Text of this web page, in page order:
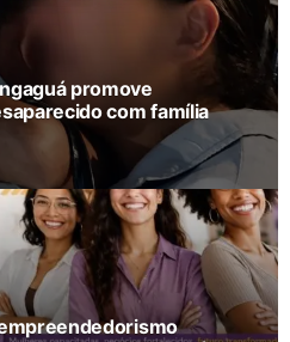
promove
com família